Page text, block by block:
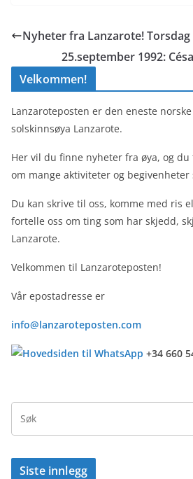
Nyheter fra Lanzarote! Torsdag
25.september 1992:
Velkommen!
Lanzaroteposten er den eneste
solskinnsøya Lanzarote.
Her vil du finne nyheter fra øya, og
om mange aktiviteter og
Du kan skrive til oss, komme med ris
fortelle oss om ting som har skjedd,
Lanzarote.
Velkommen til Lanzaroteposten!
Vår epostadresse er
info@lanzaroteposten.com
+34 660
Siste innlegg